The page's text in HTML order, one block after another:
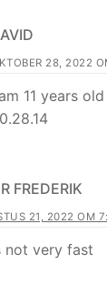
28, 2022
11 years
FREDERIK
21, 2022 OM
not very fast